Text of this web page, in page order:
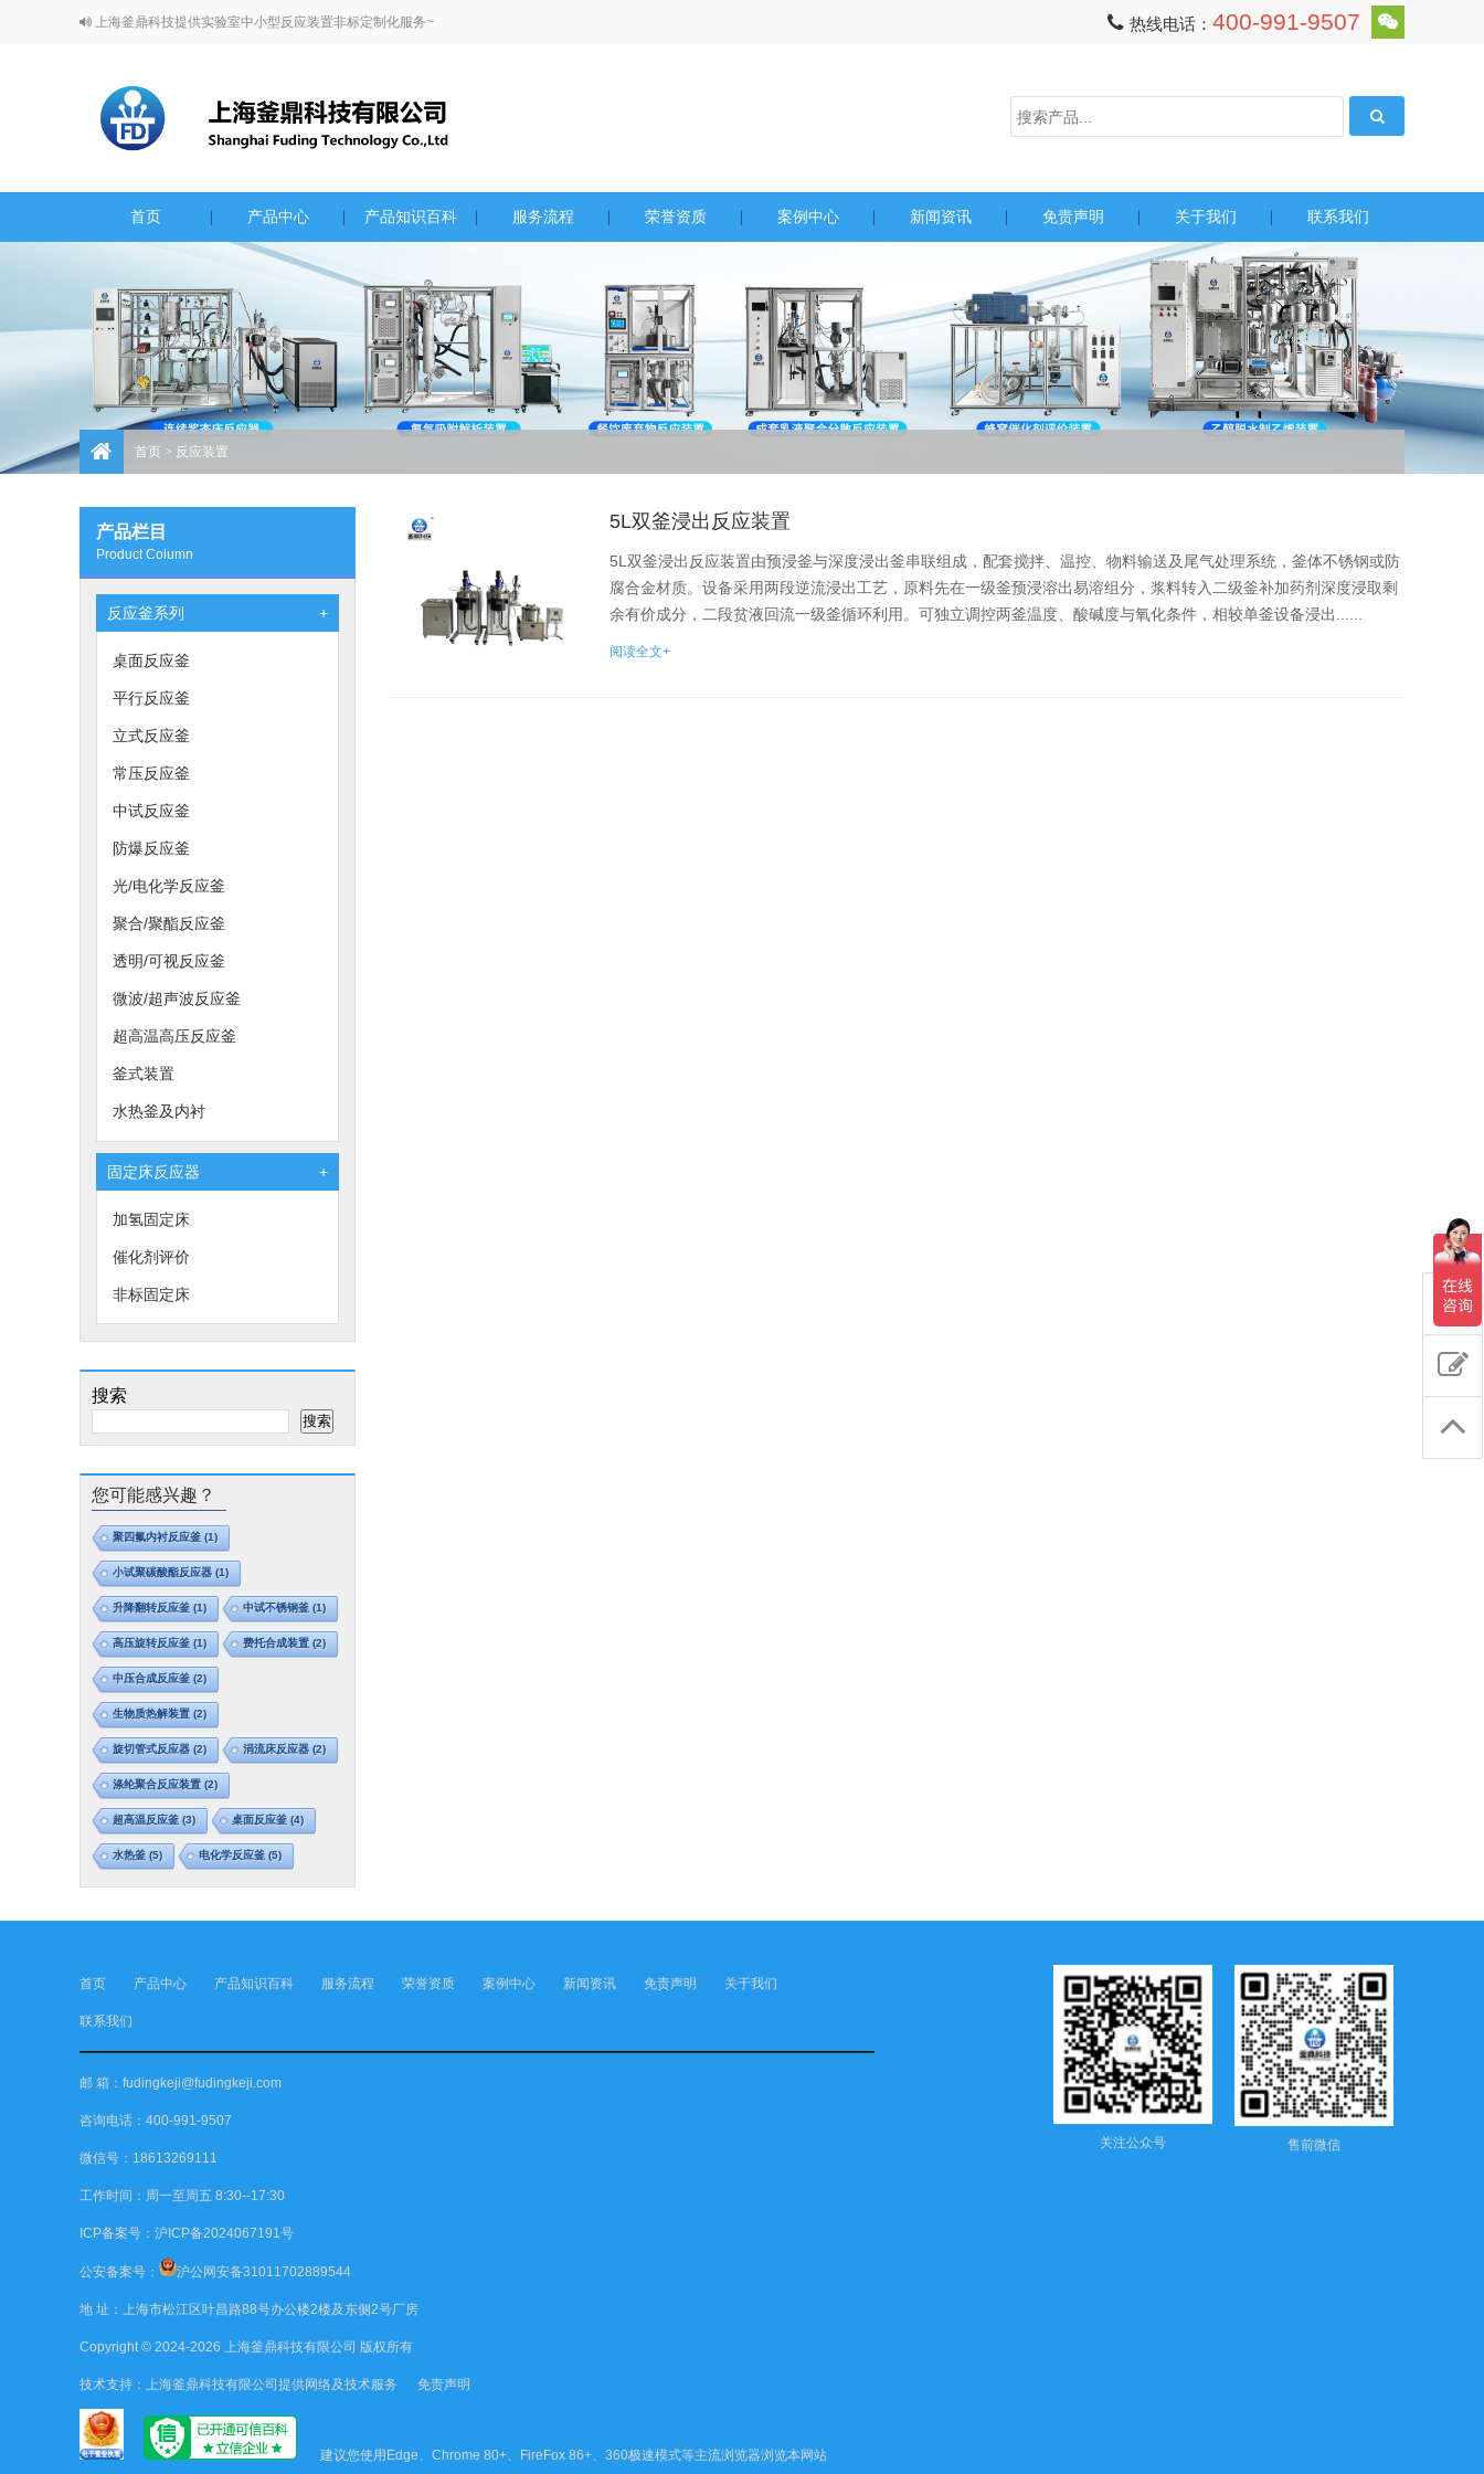
上海釜鼎科技提供实验室中小型反应装置非标定制化服务~ 热线电话： 400-991-9507
首页 产品中心 产品知识百科 服务流程 荣誉资质 案例中心 新闻资讯 免责声明 关于我们 联系我们
首页 > 反应装置
产品栏目
Product Column
反应釜系列 +
桌面反应釜
平行反应釜
立式反应釜
常压反应釜
中试反应釜
防爆反应釜
光/电化学反应釜
聚合/聚酯反应釜
透明/可视反应釜
微波/超声波反应釜
超高温高压反应釜
釜式装置
水热釜及内衬
固定床反应器 +
加氢固定床
催化剂评价
非标固定床
搜索
搜索
您可能感兴趣？
聚四氟内衬反应釜 (1)
小试聚碳酸酯反应器 (1)
升降翻转反应釜 (1) 中试不锈钢釜 (1)
高压旋转反应釜 (1) 费托合成装置(2)
中压合成反应釜 (2)
生物质热解装置(2)
旋切管式反应器 (2) 涓流床反应器 (2)
涤纶聚合反应装置(2)
超高温反应釜 (3) 桌面反应釜 (4)
水热釜 (5) 电化学反应釜 (5)
5L双釜浸出反应装置
5L双釜浸出反应装置由预浸釜与深度浸出釜串联组成，配套搅拌、温控、物料输送及尾气处理系统，釜体不锈钢或防
腐合金材质。设备采用两段逆流浸出工艺，原料先在一级釜预浸溶出易溶组分，浆料转入二级釜补加药剂深度浸取剩
余有价成分，二段贫液回流一级釜循环利用。可独立调控两釜温度、酸碱度与氧化条件，相较单釜设备浸出......
阅读全文+
首页 产品中心 产品知识百科 服务流程 荣誉资质 案例中心 新闻资讯 免责声明 关于我们
联系我们
邮 箱：fudingkeji@fudingkeji.com
咨询电话：400-991-9507
微信号：18613269111
工作时间：周一至周五 8:30--17:30
ICP备案号： 沪ICP备2024067191号
公安备案号： 沪公网安备31011702889544
地 址：上海市松江区叶昌路88号办公楼2楼及东侧2号厂房
Copyright © 2024-2026 上海釜鼎科技有限公司 版权所有
技术支持： 上海釜鼎科技有限公司提供网络及技术服务 免责声明
建议您使用Edge、Chrome 80+、FireFox 86+、360极速模式等主流浏览器浏览本网站
售前微信
关注公众号